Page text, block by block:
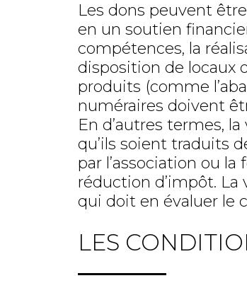
Les dons peuvent
en un soutien
compétences, la
disposition de locaux
produits (comme
numéraires doivent
En d’autres termes,
qu’ils soient traduits
par l’association ou
réduction d’impôt. La
qui doit en évaluer le
LES